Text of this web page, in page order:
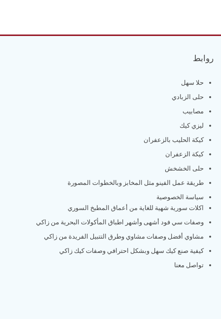
روابط
حلا سهل
حلى الزبادي
مصابيب
ليزي كيك
كيكة الحليب بالزعفران
كيكة الزعفران
حلى الخشخش
طريقة عمل الفينو مثل المخابز وبالخطوات المصورة
سياسة الخصوصية
اكلات سورية شهية للغاية من أعماق المطبخ السوري
وصفات سي فود أشهى وأشهر اطباق المأكولات البحرية من زاكي
مشاوي أفضل وصفات مشاوي وطرق التتبيل الفريدة من زاكي
كيفية صنع كيك سهل وبشكل احترافي وصفات كيك زاكي
تواصل معنا